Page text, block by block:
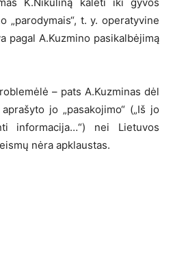
„parodymais“, t. y. operatyvine
pagal A.Kuzmino pasikalbėjimą
– pats A.Kuzminas dėl
jo „pasakojimo“ („Iš jo
informacija…“) nei Lietuvos
nėra apklaustas.